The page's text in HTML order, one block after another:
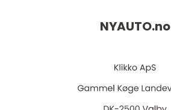
NYAUTO.no